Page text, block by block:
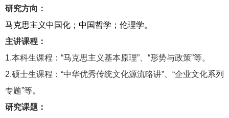
研究方向：
马克思主义中国化；中国哲学；伦理学。
主讲课程：
1.本科生课程：“马克思主义基本原理”、“形势与政策”等。
2.硕士生课程：“中华优秀传统文化源流略讲”、“企业文化系列
专题”等。
研究课题：